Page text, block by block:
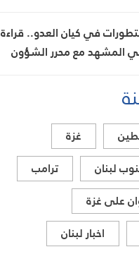
في كيان العدو.. قراءة
المشهد مع محرر الشؤون
غزة
لبنان
ترامب
على غزة
اخبار لبنان